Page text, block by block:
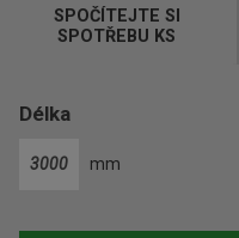
o
č
SPOČÍTEJTE SI
SPOTŘEBU KS
Délka
mm